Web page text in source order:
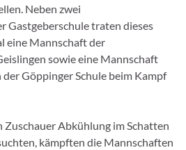
Neben zwei
Gastgeberschule traten dieses
eine Mannschaft der
sowie eine Mannschaft
der Göppinger Schule beim Kampf
Zuschauer Abkühlung im Schatten
kämpften die Mannschaften